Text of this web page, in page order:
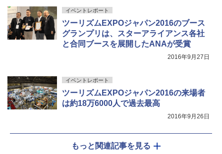
イベントレポート
ツーリズムEXPOジャパン2016のブース
グランプリは、スターアライアンス各社
と合同ブースを展開したANAが受賞
2016年9月27日
イベントレポート
ツーリズムEXPOジャパン2016の来場者
は約18万6000人で過去最高
2016年9月26日
もっと関連記事を見る